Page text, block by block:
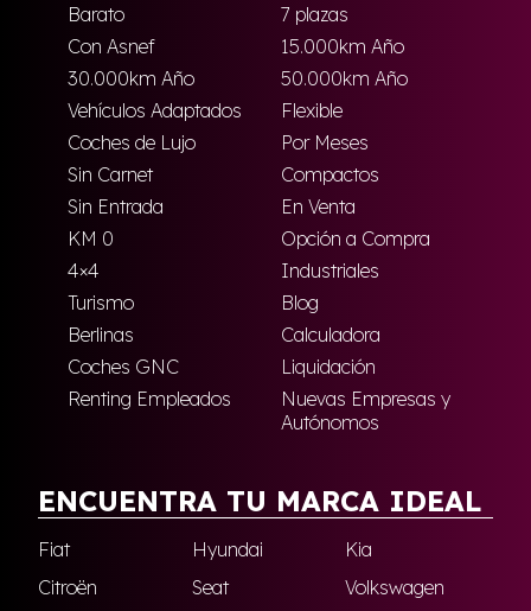
Barato
7 plazas
Con Asnef
15.000km Año
30.000km Año
50.000km Año
Vehículos Adaptados
Flexible
Coches de Lujo
Por Meses
Sin Carnet
Compactos
Sin Entrada
En Venta
KM 0
Opción a Compra
4×4
Industriales
Turismo
Blog
Berlinas
Calculadora
Coches GNC
Liquidación
Renting Empleados
Nuevas Empresas y
Autónomos
ENCUENTRA TU MARCA IDEAL
Fiat Hyundai
Kia
Citroën
Seat Volkswagen